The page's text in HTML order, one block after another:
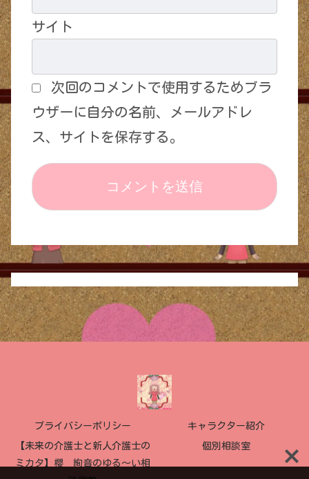
サイト
次回のコメントで使用するためブラ
ウザーに自分の名前、メールアドレ
ス、サイトを保存する。
プライバシーポリシー キャラクター紹介
【未来の介護士と新人介護士の
ミカタ】櫻 絢音のゆる〜い相
個別相談室